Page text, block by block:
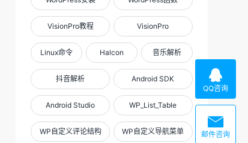
VisionPro教程 VisionPro
Linux命令 Halcon 音乐解析
抖音解析 Android SDK
Android Studio WP_List_Table
WP自定义评论结构 WP自定义导航菜单

QQ咨询

邮件咨询